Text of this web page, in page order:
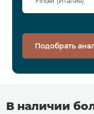
Подобрать
В наличии